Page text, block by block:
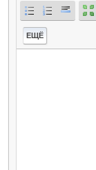
ЕЩЁ